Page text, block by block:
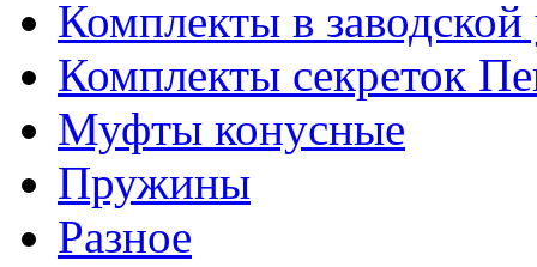
Комплекты в заводской
Комплекты секреток
Муфты конусные
Пружины
Разное